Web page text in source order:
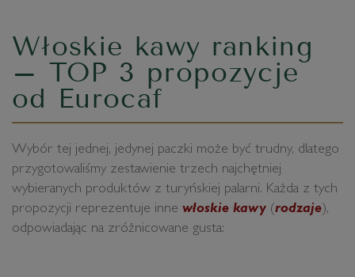
Włoskie kawy ranking
– TOP 3 propozycje
od Eurocaf
Wybór tej jednej, jedynej paczki może być trudny, dlatego
przygotowaliśmy zestawienie trzech najchętniej
wybieranych produktów z turyńskiej palarni. Każda z tych
propozycji reprezentuje inne włoskie kawy (rodzaje),
odpowiadając na zróżnicowane gusta: